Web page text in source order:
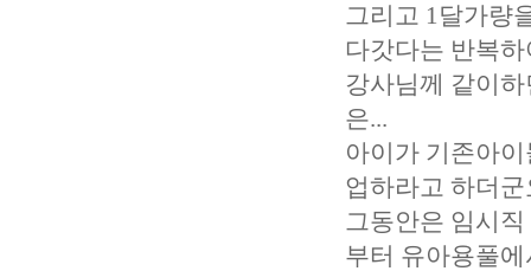
그리고 1달가량
다갓다는 반복하
강사님께 같이
은...
아이가 기존아
업하라고 하더군
그동안은 임시
부터 유아용풀